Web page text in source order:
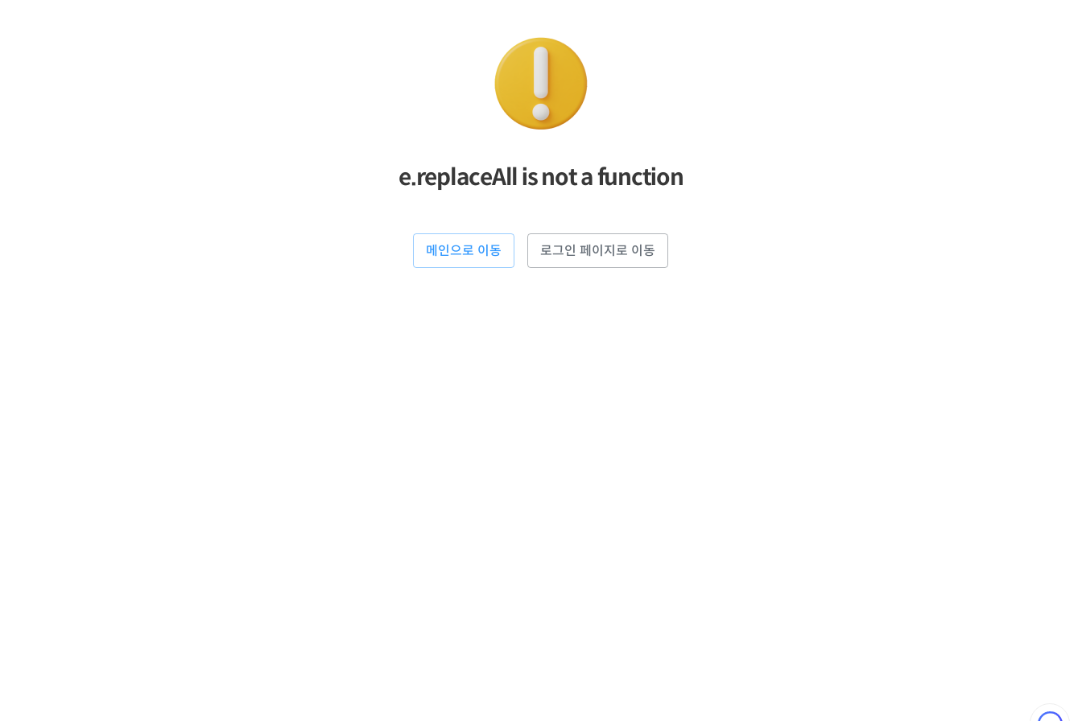
e.replaceAll is not a function
메인으로 이동 로그인 페이지로 이동